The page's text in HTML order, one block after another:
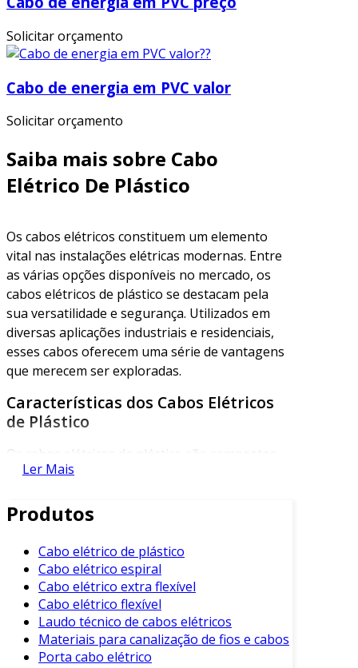
Solicitar orçamento
Cabo de energia em PVC valor
Solicitar orçamento
Saiba mais sobre Cabo
Elétrico De Plástico
Os cabos elétricos constituem um elemento
vital nas instalações elétricas modernas. Entre
as várias opções disponíveis no mercado, os
cabos elétricos de plástico se destacam pela
sua versatilidade e segurança. Utilizados em
diversas aplicações industriais e residenciais,
esses cabos oferecem uma série de vantagens
que merecem ser exploradas.
Características dos Cabos Elétricos
de Plástico
Os cabos elétricos de plástico são compostos
por fios de cobre ou alumínio, revestidos com
principais tipos de plásticos utilizados incluem
Essas características conferem aos cabos
propriedades únicas que são benéficas para
diferentes aplicações.
Isolamento Efetivo:O plástico fornece
um excelente isolamento, prevenindo
curtos-circuitos e garantindo a segurança
Ler Mais
Produtos
Cabo elétrico de plástico
Cabo elétrico espiral
Cabo elétrico extra flexível
Cabo elétrico flexível
Laudo técnico de cabos elétricos
Materiais para canalização de fios e cabos
Porta cabo elétrico